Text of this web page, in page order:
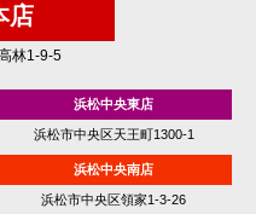
店
林1-9-5
浜松中央東店
浜松市中央区天王町1300-1
浜松中央南店
浜松市中央区領家1-3-26